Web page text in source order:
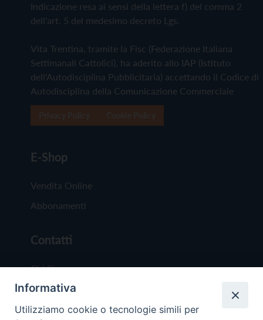
Indicazione resa ai sensi della lettera f) del comma 2
dell'art. 5 del medesimo decreto Lgs.
Vita Trentina, tramite la Fisc (Federazione Italiana
Settimanali Cattolici), ha aderito allo IAP (Istituto
dell'Autodisciplina Pubblicitaria) accettando il Codice di
Autodisciplina della Comunicazione Commerciale
E-Shop
Vendita Online
Abbonamenti
Contatti
Chi Siamo
Redazione
Scrivici
Informativa
Utilizziamo cookie o tecnologie simili per